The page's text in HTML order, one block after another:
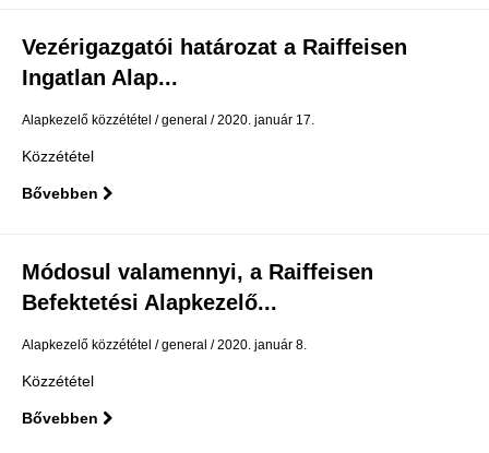
Vezérigazgatói határozat a Raiffeisen
Ingatlan Alap...
Alapkezelő közzététel general 2020. január 17.
Közzététel
Bővebben
Módosul valamennyi, a Raiffeisen
Befektetési Alapkezelő...
Alapkezelő közzététel general 2020. január 8.
Közzététel
Bővebben